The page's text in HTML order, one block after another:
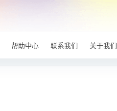
帮助中心 联系我们 关于我们